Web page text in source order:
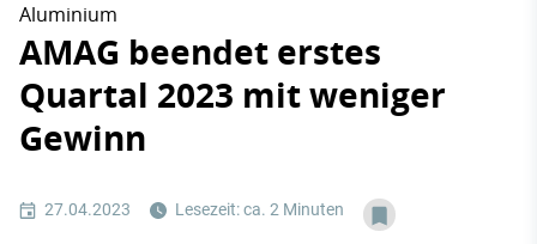
Aluminium
AMAG beendet erstes
Quartal 2023 mit weniger
Gewinn
27.04.2023 Lesezeit: ca. 2 Minuten